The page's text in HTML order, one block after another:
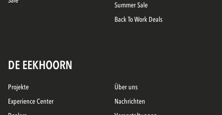
Summer Sale
Back To Work Deals
DE EEKHOORN
Projekte
Experience Center
Über uns
Nachrichten